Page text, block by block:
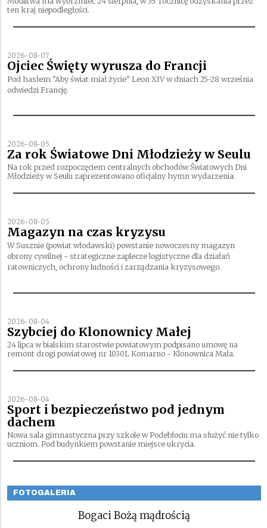
ten kraj niepodległości.
2026-08-07
Ojciec Święty wyrusza do Francji
Pod hasłem "Aby świat miał życie" Leon XIV w dniach 25-28 września
odwiedzi Francję.
2026-08-05
Za rok Światowe Dni Młodzieży w Seulu
Na rok przed rozpoczęciem centralnych obchodów Światowych Dni
Młodzieży w Seulu zaprezentowano oficjalny hymn wydarzenia.
2026-08-05
Magazyn na czas kryzysu
W Susznie (powiat włodawski) powstanie nowoczesny magazyn
obrony cywilnej - strategiczne zaplecze logistyczne dla działań
ratowniczych, ochrony ludności i zarządzania kryzysowego.
2026-08-04
Szybciej do Klonownicy Małej
24 lipca w bialskim starostwie powiatowym podpisano umowę na
remont drogi powiatowej nr 1030L Komarno - Klonownica Mała.
2026-08-04
Sport i bezpieczeństwo pod jednym
dachem
Nowa sala gimnastyczna przy szkole w Podebłociu ma służyć nie tylko
uczniom. Pod budynkiem powstanie miejsce ukrycia.
FOTOGALERIA
Bogaci Bożą mądrością